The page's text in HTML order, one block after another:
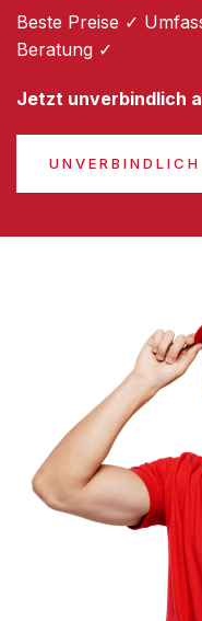
Beste Preise ✓
Beratung ✓
Jetzt unverbindlich